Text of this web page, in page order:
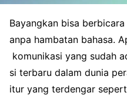
Bayangkan bisa
anpa hambatan bahasa.
komunikasi yang sudah
si terbaru dalam dunia
itur yang terdengar